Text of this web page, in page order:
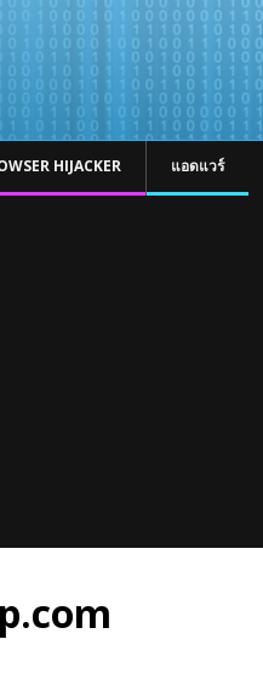
HIJACKER แอดแวร์